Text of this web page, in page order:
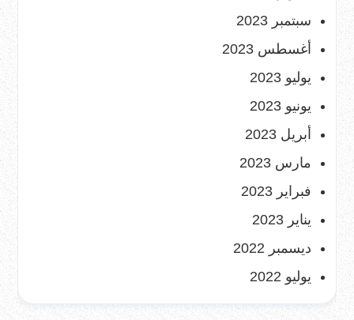
سبتمبر 2023
أغسطس 2023
يوليو 2023
يونيو 2023
أبريل 2023
مارس 2023
فبراير 2023
يناير 2023
ديسمبر 2022
يوليو 2022